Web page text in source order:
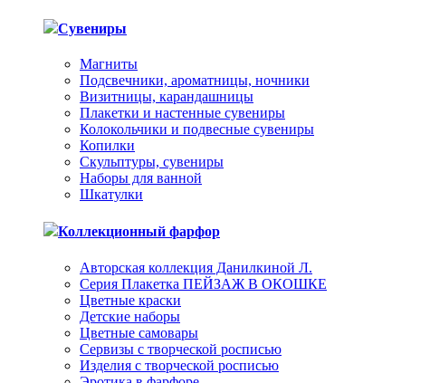
Сувениры
Магниты
Подсвечники, ароматницы, ночники
Визитницы, карандашницы
Плакетки и настенные сувениры
Колокольчики и подвесные сувениры
Копилки
Скульптуры, сувениры
Наборы для ванной
Шкатулки
Коллекционный фарфор
Авторская коллекция Данилкиной Л.
Серия Плакетка ПЕЙЗАЖ В ОКОШКЕ
Цветные краски
Детские наборы
Цветные самовары
Сервизы с творческой росписью
Изделия с творческой росписью